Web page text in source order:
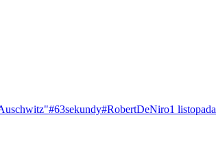
#63sekundy#RobertDeNiro1 listopada